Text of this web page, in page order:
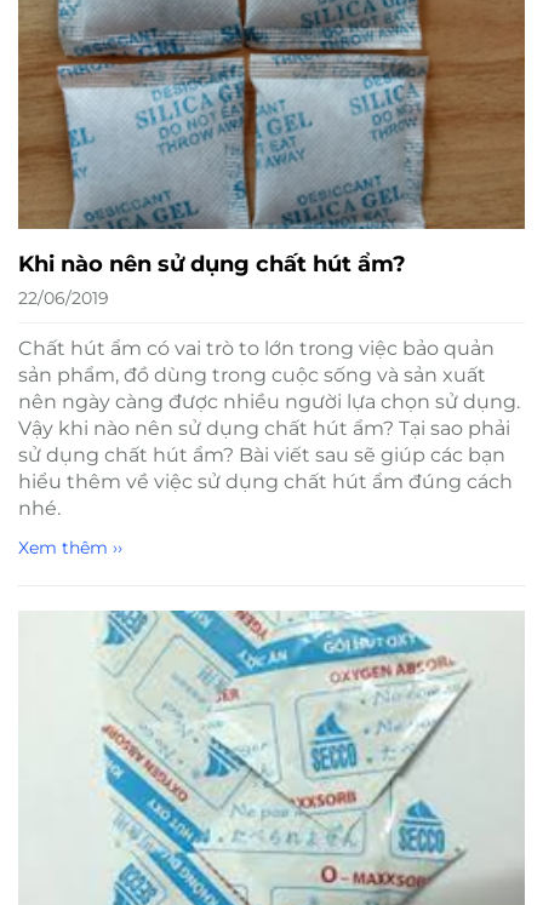
Khi nào nên sử dụng chất hút ẩm?
22/06/2019
Chất hút ẩm có vai trò to lớn trong việc bảo quản
sản phẩm, đồ dùng trong cuộc sống và sản xuất
nên ngày càng được nhiều người lựa chọn sử dụng.
Vậy khi nào nên sử dụng chất hút ẩm? Tại sao phải
sử dụng chất hút ẩm? Bài viết sau sẽ giúp các bạn
hiểu thêm về việc sử dụng chất hút ẩm đúng cách
nhé.
Xem thêm ››